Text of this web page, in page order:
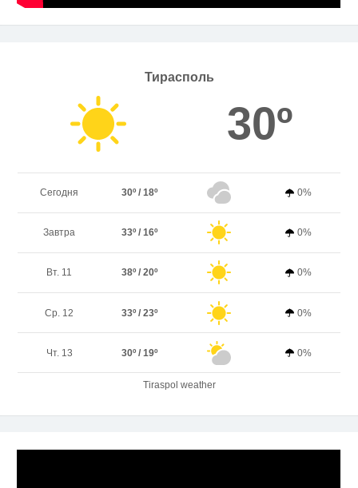
Тирасполь
30º
Сегодня 30º / 18º 0%
Завтра 33º / 16º 0%
Вт. 11 38º / 20º 0%
Ср. 12 33º / 23º 0%
Чт. 13 30º / 19º 0%
Tiraspol weather